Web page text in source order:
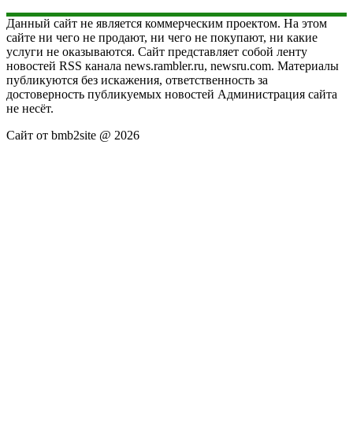
Данный сайт не является коммерческим проектом. На этом
сайте ни чего не продают, ни чего не покупают, ни какие
услуги не оказываются. Сайт представляет собой ленту
новостей RSS канала news.rambler.ru, newsru.com. Материалы
публикуются без искажения, ответственность за
достоверность публикуемых новостей Администрация сайта
не несёт.
Сайт от bmb2site @ 2026